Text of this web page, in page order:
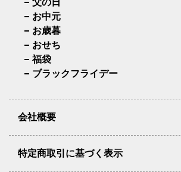
父の日
お中元
お歳暮
おせち
福袋
ブラックフライデー
会社概要
特定商取引に基づく表示